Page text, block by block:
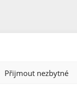
Přijmout nezbytné